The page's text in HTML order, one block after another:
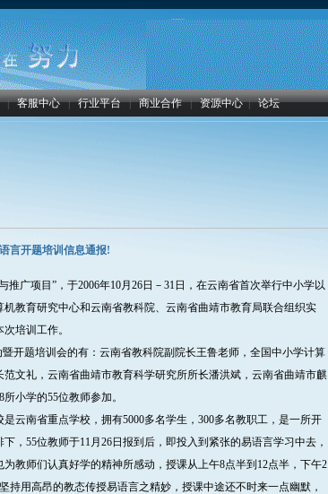
| 客服中心 | 行业平台 | 商业合作 | 资源中心 | 论坛
言开题培训信息通报!
广项目”，于2006年10月26日－31日，在云南省首次举行中小学以
教育研究中心和云南省教科院、云南省曲靖市教育局联合组织实
本次培训工作。
开题培训会的有：云南省教科院副院长王鲁老师，全国中小学计算
文礼，云南省曲靖市教育科学研究所所长潘洪斌，云南省曲靖市麒
18所小学的55位教师参加。
云南省重点学校，拥有5000多名学生，300多名教职工，是一所开
，55位教师于11月26日报到后，即投入到紧张的易语言学习中去，
教师们认真好学的精神所感动，授课从上午8点半到12点半，下午2
持用高昂的教态传授易语言之精妙，授课中途还不时来一点幽默，